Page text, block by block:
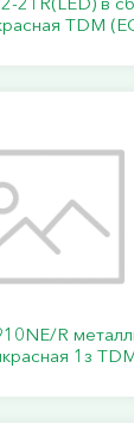
TDM
R
1з